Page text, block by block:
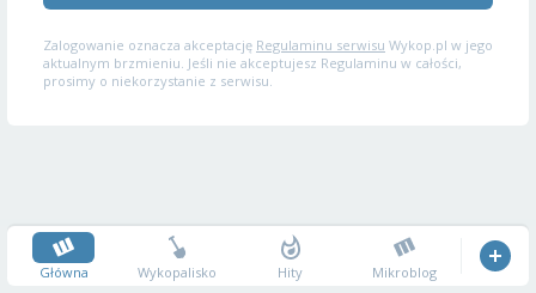
Zalogowanie oznacza akceptację Regulaminu serwisu Wykop.pl w jego
aktualnym brzmieniu. Jeśli nie akceptujesz Regulaminu w całości,
prosimy o niekorzystanie z serwisu.
Główna Wykopalisko Hity Mikroblog